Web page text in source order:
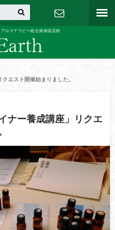
ロマテラピー総合資格認定校
エスト開催始まりました。
ナー養成講座」リクエ